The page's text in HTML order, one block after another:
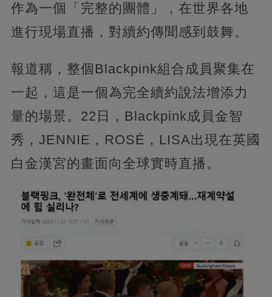
作為一個「完整的團體」，在世界各地
進行現場直播，對續約傳聞感到鼓舞。
報道稱，整個Blackpink組合成員聚集在
一起，這是一個為完全續約說法增添力
量的場景。22日，Blackpink成員金智
秀，JENNIE，ROSÉ，LISA出現在英國
白金漢宮的畫面向全球實時直播。